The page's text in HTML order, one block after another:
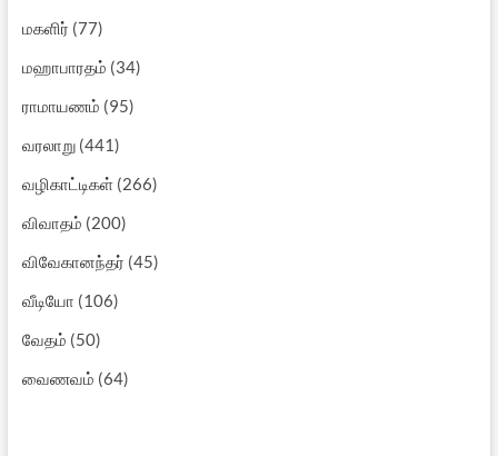
மகளிர் (77)
மஹாபாரதம் (34)
ராமாயணம் (95)
வரலாறு(441)
வழிகாட்டிகள்(266)
விவாதம் (200)
விவேகானந்தர் (45)
வீடியோ (106)
வேதம் (50)
வைணவம் (64)